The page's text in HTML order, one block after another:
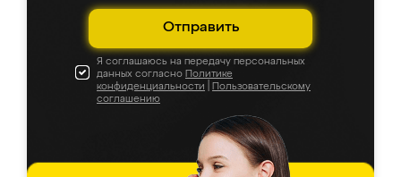
Отправить
Я соглашаюсь на передачу персональных
данных согласно Политике
конфиденциальности
Пользовательскому
соглашению